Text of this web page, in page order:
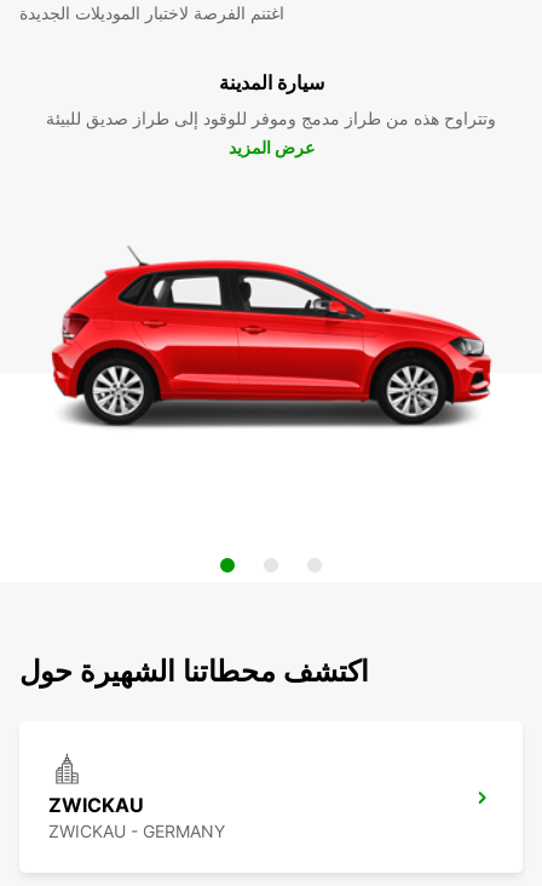
اغتنم الفرصة لاختبار الموديلات الجديدة
سيارة المدينة
وتتراوح هذه من طراز مدمج وموفر للوقود إلى طراز صديق للبيئة
عرض المزيد
اكتشف محطاتنا الشهيرة حول
ZWICKAU
ZWICKAU - GERMANY